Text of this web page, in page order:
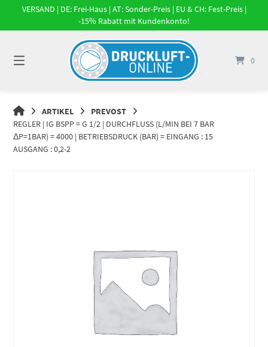
Springe
Inhalt
VERSAND | DE: Frei-Haus | AT: Sonder-Preis | EU & CH: Fest-Preis |
-15% Rabatt mit Kundenkonto!
0
DRUCKLUFT-
ONLINE
|
DRUCKLUFTSYSTEME,
ARTIKEL
PREVOST
REGLER | IG BSPP = G 1/2 | DURCHFLUSS (L/MIN BEI 7 BAR Δ
P=1BAR) = 4000 | BETRIEBSDRUCK (BAR) = EINGANG : 15
AUSGANG : 0,2-2